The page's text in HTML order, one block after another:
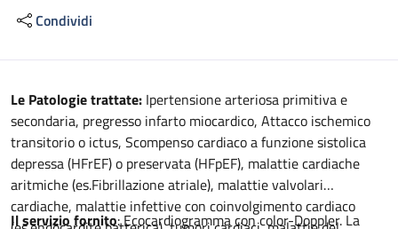
Condividi
Descrizione
Le Patologie trattate: Ipertensione arteriosa primitiva e
secondaria, pregresso infarto miocardico, Attacco ischemico
transitorio o ictus, Scompenso cardiaco a funzione sistolica
depressa (HFrEF) o preservata (HFpEF), malattie cardiache
aritmiche (es.Fibrillazione atriale), malattie valvolari
cardiache, malattie infettive con coinvolgimento cardiaco
Il servizio fornito: Ecocardiogramma con color-Doppler. La